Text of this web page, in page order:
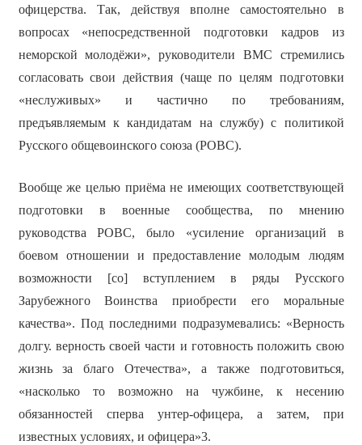
офицерства. Так, действуя вполне самостоятельно в
вопросах «непосредственной подготовки кадров из
неморской молодёжи», руководители ВМС стремились
согласовать свои действия (чаще по целям подготовки
«неслуживых» и частично по требованиям,
предъявляемым к кандидатам на службу) с политикой
Русского общевоинского союза (РОВС).
Вообще же целью приёма не имеющих соответствующей
подготовки в военные сообщества, по мнению
руководства РОВС, было «усиление организаций в
боевом отношении и предоставление молодым людям
возможности [со] вступлением в ряды Русского
Зарубежного Воинства приобрести его моральные
качества». Под последними подразумевались: «Верность
долгу. верность своей части и готовность положить свою
жизнь за благо Отечества», а также подготовиться,
«насколько то возможно на чужбине, к несению
обязанностей сперва унтер-офицера, а затем, при
известных условиях, и офицера»3.